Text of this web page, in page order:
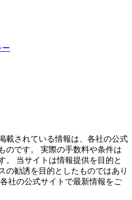
ー
載されている情報は、各社の公式
のです。 実際の手数料や条件は
。 当サイトは情報提供を目的と
の勧誘を目的としたものではあり
社の公式サイトで最新情報をご